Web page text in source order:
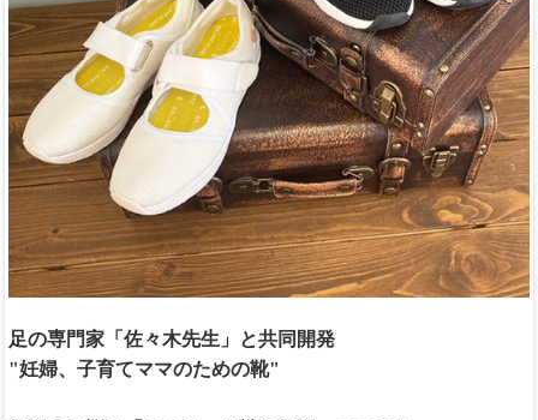
足の専門家「佐々木先生」と共同開発
"妊婦、子育てママのための靴"